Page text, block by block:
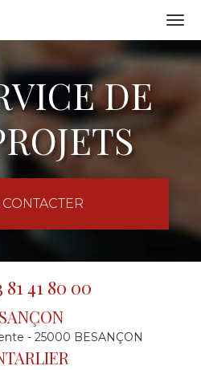
DE
81 41 80 00
- 25000 BESANÇON